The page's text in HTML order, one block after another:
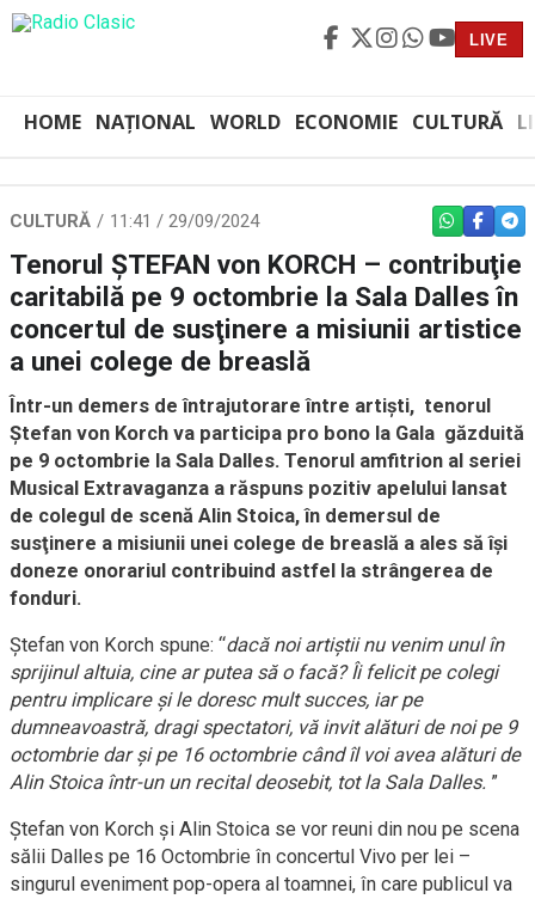
LIVE
HOME NAȚIONAL WORLD ECONOMIE CULTURĂ
CULTURĂ 11:41 / 29/09/2024 WHATSAPP
Tenorul ŞTEFAN von KORCH – contribuţie
caritabilă pe 9 octombrie la Sala Dalles în
concertul de susţinere a misiunii artistice
a unei colege de breaslă
Într-un demers de întrajutorare între artişti, tenorul
Ștefan von Korch va participa pro bono la Gala găzduită
pe 9 octombrie la Sala Dalles. Tenorul amfitrion al seriei
Musical Extravaganza a răspuns pozitiv apelului lansat
de colegul de scenă Alin Stoica, în demersul de
susţinere a misiunii unei colege de breaslă a ales să îşi
doneze onorariul contribuind astfel la strângerea de
fonduri.
Ştefan von Korch spune: “dacă noi artiştii nu venim unul în
sprijinul altuia, cine ar putea să o facă? Îi felicit pe colegi
pentru implicare şi le doresc mult succes, iar pe
dumneavoastră, dragi spectatori, vă invit alături de noi pe 9
octombrie dar şi pe 16 octombrie când îl voi avea alături de
Alin Stoica într-un un recital deosebit, tot la Sala Dalles. ”
Ştefan von Korch şi Alin Stoica se vor reuni din nou pe scena
sălii Dalles pe 16 Octombrie în concertul Vivo per lei –
singurul eveniment pop-opera al toamnei, în care publicul va